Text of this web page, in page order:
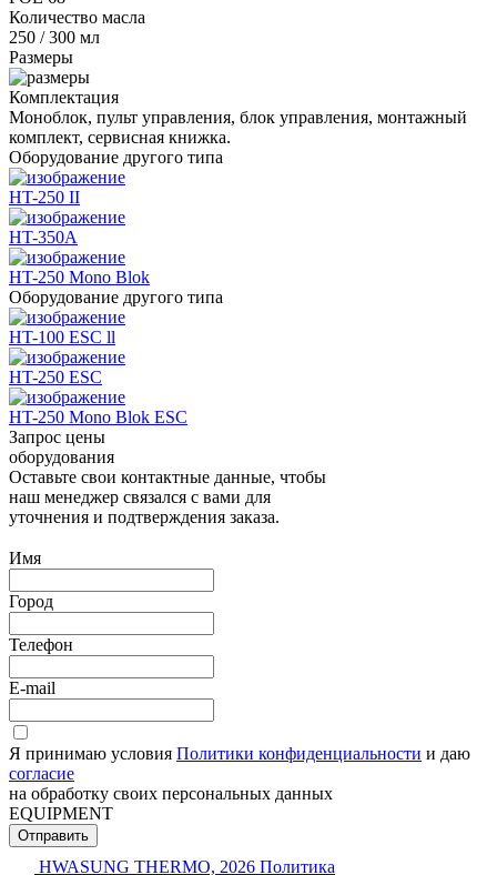
Количество масла
250 / 300 мл
Размеры
Комплектация
Моноблок, пульт управления, блок управления, монтажный
комплект, сервисная книжка.
Оборудование другого типа
HT-250 II
HT-350A
HT-250 Mono Blok
Оборудование другого типа
HT-100 ESC ll
HT-250 ESC
HT-250 Mono Blok ESC
Запрос цены
оборудования
Оставьте свои контактные данные, чтобы
наш менеджер связался с вами для
уточнения и подтверждения заказа.
Имя
Город
Телефон
E-mail
Я принимаю условия Политики конфиденциальности и даю
согласие
на обработку своих персональных данных
EQUIPMENT
Отправить
HWASUNG THERMO, 2026 Политика